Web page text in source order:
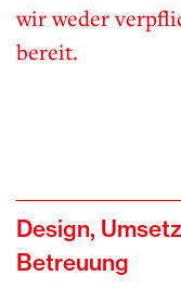
wir weder
bereit.
Design,
Betreuung